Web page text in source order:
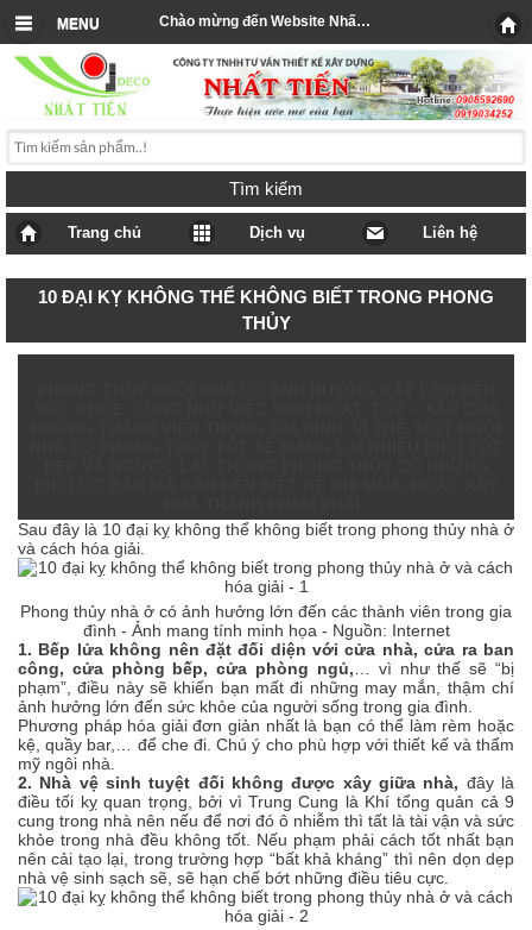
Chào mừng đến Website Nhất Tiến
MENU
Tìm kiếm
Trang chủ Dịch vụ Liên hệ
10 ĐẠI KỴ KHÔNG THỂ KHÔNG BIẾT TRONG PHONG
THỦY
Sau đây là 10 đại kỵ không thể không biết trong phong thủy nhà ở
và cách hóa giải.
Phong thủy nhà ở có ảnh hưởng lớn đến các thành viên trong gia
đình - Ảnh mang tính minh họa - Nguồn: Internet
1. Bếp lửa không nên đặt đối diện với cửa nhà, cửa ra ban
công, cửa phòng bếp, cửa phòng ngủ, … vì như thế sẽ “bị
phạm”, điều này sẽ khiến bạn mất đi những may mắn, thậm chí
ảnh hưởng lớn đến sức khỏe của người sống trong gia đình.
Phương pháp hóa giải đơn giản nhất là bạn có thể làm rèm hoặc
kệ, quầy bar,… để che đi. Chú ý cho phù hợp với thiết kế và thẩm
mỹ ngôi nhà.
2. Nhà vệ sinh tuyệt đối không được xây giữa nhà, đây là
điều tối kỵ quan trọng, bởi vì Trung Cung là Khí tổng quản cả 9
cung trong nhà nên nếu để nơi đó ô nhiễm thì tất là tài vận và sức
khỏe trong nhà đều không tốt. Nếu phạm phải cách tốt nhất bạn
nên cải tạo lại, trong trường hợp “bất khả kháng” thì nên dọn dẹp
nhà vệ sinh sạch sẽ, sẽ hạn chế bớt những điều tiêu cực.